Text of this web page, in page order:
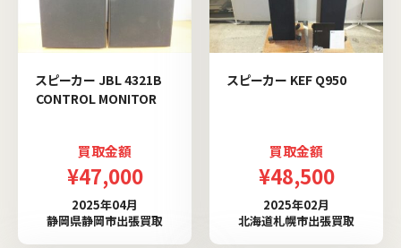
スピーカー JBL 4321B
CONTROL MONITOR
買取金額
¥47,000
2025年04月
静岡県静岡市出張買取
スピーカー KEF Q950
買取金額
¥48,500
2025年02月
北海道札幌市出張買取